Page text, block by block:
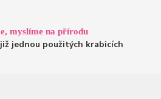
myslíme na přírodu
jednou použitých krabicích